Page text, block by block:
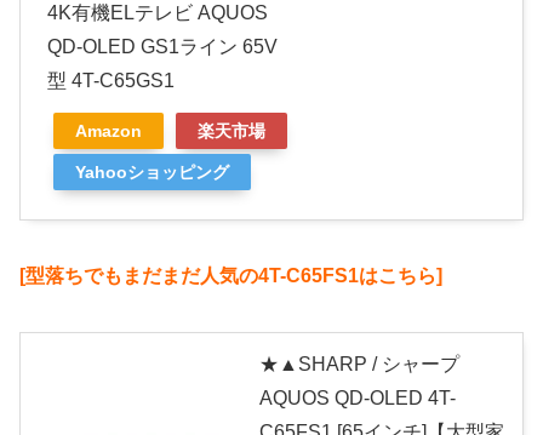
4K有機ELテレビ AQUOS
QD-OLED GS1ライン 65V
型 4T-C65GS1
Amazon 楽天市場
Yahooショッピング
[型落ちでもまだまだ人気の4T-C65FS1はこちら]
★▲SHARP / シャープ
AQUOS QD-OLED 4T-